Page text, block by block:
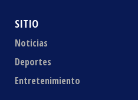
SITIO
Noticias
Deportes
Entretenimiento